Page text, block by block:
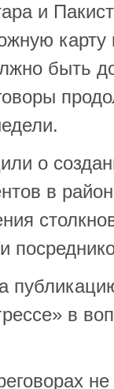
и
быть
о
в
в
не